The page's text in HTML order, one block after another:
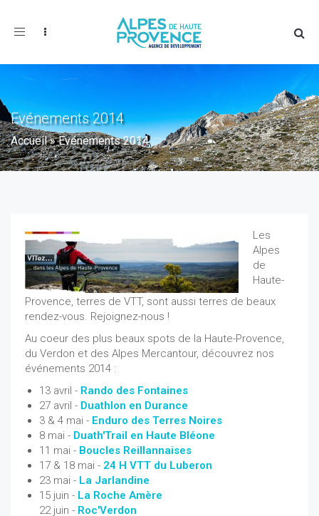
Toggle
Evénements 2014
Accueil»Evénements 2014
Les
Alpes
de
Haute-
Provence, terres de VTT, sont aussi terres de beaux
rendez-vous. Rejoignez-nous !
Au coeur des plus beaux spots de la Haute-Provence,
du Verdon et des Alpes Mercantour, découvrez nos
événements 2014 :
13 avril - Rando des Fontaines
27 avril - Duathlon en Durance
3 & 4 mai - Enduro des Terres Noires
8 mai - Duath'Trail en Haute Bléone
11 mai - Boucles Reillannaises
17 & 18 mai - 24 H VTT du Luberon
23 mai - La Jarlandine
15 juin - La Roche Amère
22 juin - Roc'Verdon